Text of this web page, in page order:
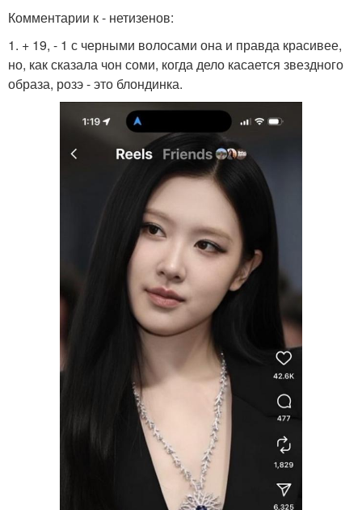
Комментарии к - нетизенов:
1. + 19, - 1 с черными волосами она и правда красивее,
но, как сказала чон соми, когда дело касается звездного
образа, розэ - это блондинка.